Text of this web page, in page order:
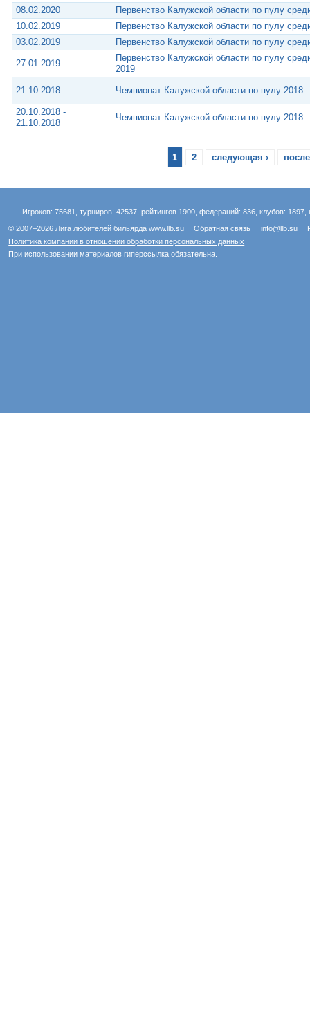
08.02.2020
Первенство Калужской области по пулу
10.02.2019
Первенство Калужской области по пулу
03.02.2019
Первенство Калужской области по пулу
27.01.2019
Первенство Калужской области по пулу
2019
21.10.2018 Чемпионат Калужской области по пулу 2018
20.10.2018 -
21.10.2018
Чемпионат Калужской области по пулу 2018
1 2 следующая ›
Игроков: 75681, турниров: 42537, рейтингов 1900, федераций: 836, клубов:
© 2007–2026 Лига любителей бильярдаwww.llb.su Обратная связь info@llb.su
Политика компании в отношении обработки персональных данных
При использовании материалов гиперссылка обязательна.